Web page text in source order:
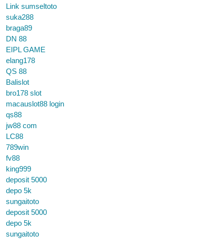
Link sumseltoto
suka288
braga89
DN 88
EIPL GAME
elang178
QS 88
Balislot
bro178 slot
macauslot88 login
qs88
jw88 com
LC88
789win
fv88
king999
deposit 5000
depo 5k
sungaitoto
deposit 5000
depo 5k
sungaitoto